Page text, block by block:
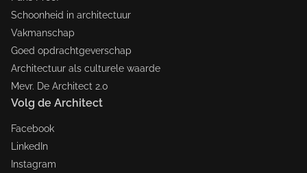
Schoonheid in architectuur
Vakmanschap
Goed opdrachtgeverschap
Architectuur als culturele waarde
Mevr. De Architect 2.0
Volg de Architect
Facebook
LinkedIn
Instagram